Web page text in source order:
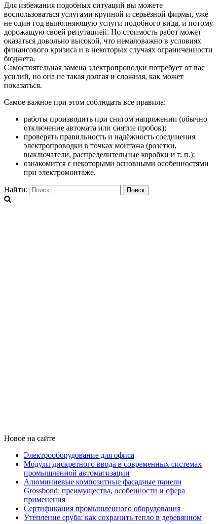
Для избежания подобных ситуаций вы можете
воспользоваться услугами крупной и серьёзной фирмы, уже
не один год выполняющую услуги подобного вида, и потому
дорожащую своей репутацией. Но стоимость работ может
оказаться довольно высокой, что немаловажно в условиях
финансового кризиса и в некоторых случаях ограниченности
бюджета.
Самостоятельная замена электропроводки потребует от вас
усилий, но она не такая долгая и сложная, как может
показаться.
Самое важное при этом соблюдать все правила:
работы производить при снятом напряжении (обычно
отключение автомата или снятие пробок);
проверять правильность и надёжность соединения
электропроводки в точках монтажа (розетки,
выключатели, распределительные коробки и т. п.);
ознакомится с некоторыми основными особенностями
при электромонтаже.
Найти:
Новое на сайте
Электрооборудование для офиса
Модули дискретного ввода в современных системах
промышленной автоматизации
Алюминиевые композитные фасадные панели
Grossbond: преимущества, особенности и сфера
применения
Сертификация промышленного оборудования
Утепление сруба: как сохранить тепло в деревянном